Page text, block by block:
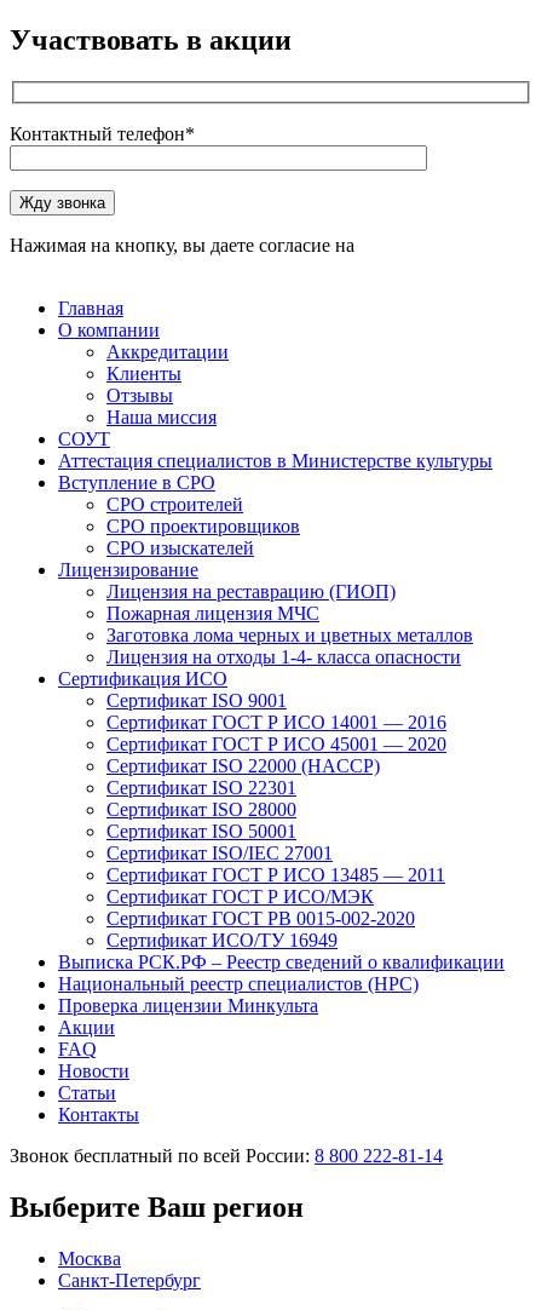
Участвовать в акции
Контактный телефон*
Оставьте это поле пустым.
Жду звонка
Нажимая на кнопку, вы даете согласие на
Главная
О компании
Аккредитации
Клиенты
Отзывы
Наша миссия
СОУТ
Аттестация специалистов в Министерстве культуры
Вступление в СРО
СРО строителей
СРО проектировщиков
СРО изыскателей
Лицензирование
Лицензия на реставрацию (ГИОП)
Пожарная лицензия МЧС
Заготовка лома черных и цветных металлов
Лицензия на отходы 1-4- класса опасности
Сертификация ИСО
Сертификат ISO 9001
Сертификат ГОСТ Р ИСО 14001 — 2016
Сертификат ГОСТ Р ИСО 45001 — 2020
Сертификат ISO 22000 (HACCP)
Сертификат ISO 22301
Сертификат ISO 28000
Сертификат ISO 50001
Сертификат ISO/IEC 27001
Сертификат ГОСТ Р ИСО 13485 — 2011
Сертификат ГОСТ Р ИСО/МЭК
Сертификат ГОСТ РВ 0015-002-2020
Сертификат ИСО/ТУ 16949
Выписка РСК.РФ – Реестр сведений о квалификации
Национальный реестр специалистов (НРС)
Проверка лицензии Минкульта
Акции
FAQ
Новости
Статьи
Контакты
Звонок бесплатный по всей России: 8 800 222-81-14
Выберите Ваш регион
Москва
Санкт-Петербург